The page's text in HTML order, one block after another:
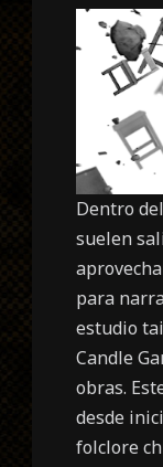
Dentro
suelen
para
estudio
Candle
obras.
desde
folclore